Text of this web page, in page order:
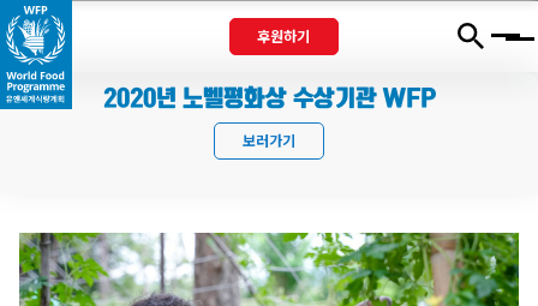
후원하기 Menu
2020년 노벨평화상 수상기관 WFP
보러가기